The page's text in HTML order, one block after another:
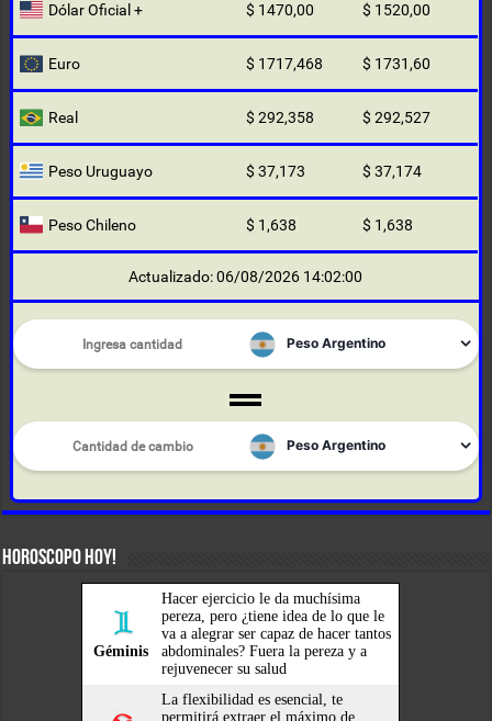
Dólar Oficial + $ 1470,00 $ 1520,00
Euro $ 1717,468 $ 1731,60
Real $ 292,358 $ 292,527
Peso Uruguayo $ 37,173 $ 37,174
Peso Chileno $ 1,638 $ 1,638
Actualizado: 06/08/2026 14:02:00
HOROSCOPO HOY!